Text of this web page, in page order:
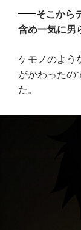
そこから
含め一気に男
ケモノのよう
がかわったの
た。